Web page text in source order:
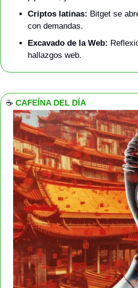
Criptos latinas: Bitget se
con demandas.
Excavado de la Web:
hallazgos web.
☕ CAFEÍNA DEL DÍA